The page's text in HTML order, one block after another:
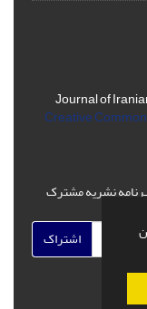
Journal of
Creative
نشریه مشترک
اشتراک